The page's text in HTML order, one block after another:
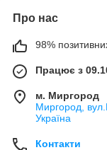
Про нас
98%
Працює з
м. Миргород
Миргород,
Україна
Контакти